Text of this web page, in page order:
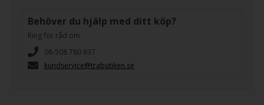
Behöver du hjälp med ditt köp?
Ring för råd om
08-508 780 637
kundservice@trabutiken.se